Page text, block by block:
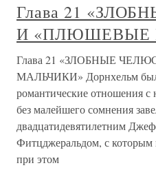
Глава 21
И «ПЛЮШЕВЫЕ
Глава 21 «ЗЛОБНЫЕ
МАЛЬЧИКИ» Дорнхельм
романтические отношения с
без малейшего сомнения
двадцатидевятилетним
Фитцджеральдом, с которым
при этом